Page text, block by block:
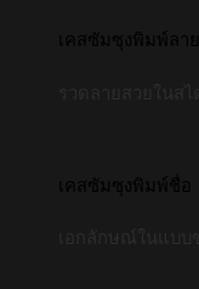
เคสซัมซุงพิมพ์ลาย
เคสซัมซุงพิมพ์ชื่อ